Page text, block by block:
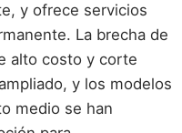
y ofrece servicios
La brecha de
alto costo y corte
y los modelos
medio se han